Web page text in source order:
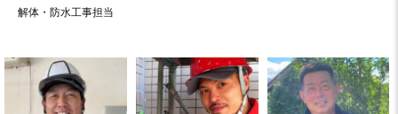
解体・防水工事担当